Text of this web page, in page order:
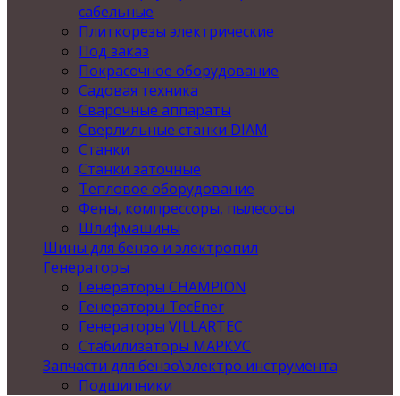
сабельные
Плиткорезы электрические
Под заказ
Покрасочное оборудование
Садовая техника
Сварочные аппараты
Сверлильные станки DIAM
Станки
Станки заточные
Тепловое оборудование
Фены, компрессоры, пылесосы
Шлифмашины
Шины для бензо и электропил
Генераторы
Генераторы CHAMPION
Генераторы TecEner
Генераторы VILLARTEC
Стабилизаторы МАРКУС
Запчасти для бензо\электро инструмента
Подшипники